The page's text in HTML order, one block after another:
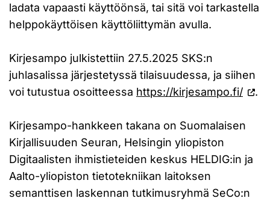
ladata vapaasti käyttöönsä, tai sitä voi tarkastella
helppokäyttöisen käyttöliittymän avulla.
Kirjesampo julkistettiin 27.5.2025 SKS:n
juhlasalissa järjestetyssä tilaisuudessa, ja siihen
voi tutustua osoitteessa https://kirjesampo.fi/ .
Kirjesampo-hankkeen takana on Suomalaisen
Kirjallisuuden Seuran, Helsingin yliopiston
Digitaalisten ihmistieteiden keskus HELDIG:in ja
Aalto-yliopiston tietotekniikan laitoksen
semanttisen laskennan tutkimusryhmä SeCo:n